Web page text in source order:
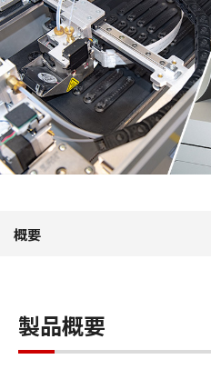
概要
製品概要